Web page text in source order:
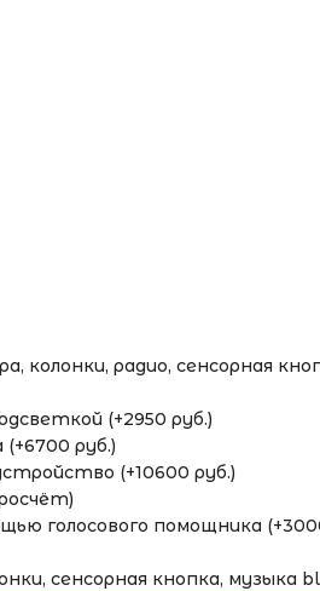
колонки, радио, сенсорная
(+2950 руб.)
руб.)
(+10600 руб.)
голосового помощника
сенсорная кнопка, музыка